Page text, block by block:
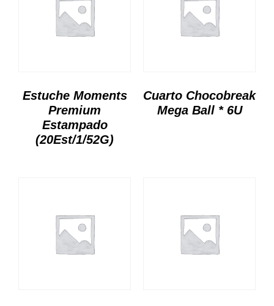
Estuche Moments
Premium
Estampado
(20Est/1/52G)
Cuarto Chocobreak
Mega Ball * 6U